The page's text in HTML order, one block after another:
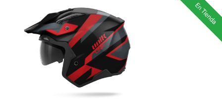
En Tienda
En Tienda
En Tienda